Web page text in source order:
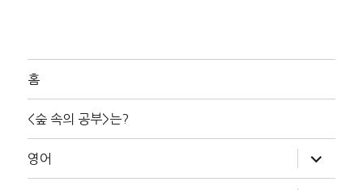
홈
<숲 속의 공부>는?
영어
위
메